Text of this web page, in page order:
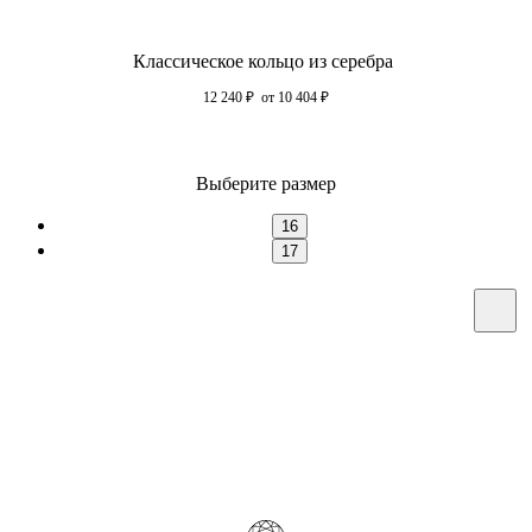
Классическое кольцо из серебра
12 240 ₽ от 10 404 ₽
Выберите размер
16
17